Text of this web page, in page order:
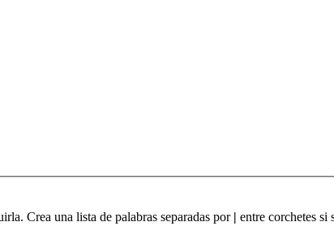
Crea una lista de palabras separadas por | entre corchetes si